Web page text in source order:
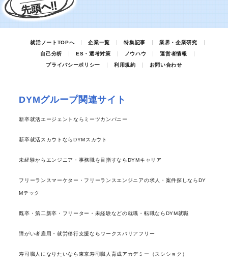
就活ノートTOPへ 企業一覧 特集記事
業界・企業研究
自己分析
ES・選考対策 ノウハウ
運営者情報
プライバシーポリシー
利用規約 お問い合わせ
DYMグループ関連サイト
新卒就活エージェントならミーツカンパニー
新卒就活スカウトならDYMスカウト
未経験からエンジニア・事務職を目指すならDYMキャリア
フリーランスマーケター・フリーランスエンジニアの求人・案件探しならDY
Mテック
既卒・第二新卒・フリーター・未経験などの就職・転職ならDYM就職
障がい者雇用・就労移行支援ならワークスバリアフリー
寿司職人になりたいなら東京寿司職人育成アカデミー（スシショク）